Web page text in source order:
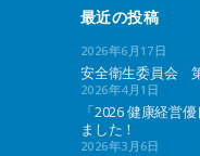
最近の投稿
2026年6月17日
安全衛生委員会
2026年4月1日
「2026 健康経営
ました！
2026年3月6日